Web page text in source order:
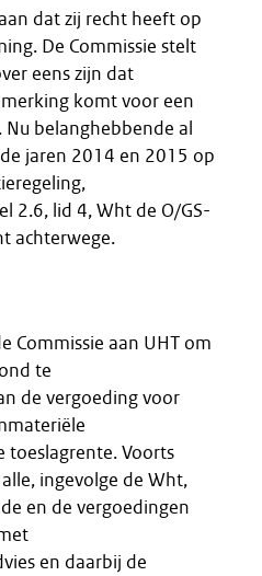
dat zij recht heeft op
De Commissie stelt
eens zijn dat
komt voor een
belanghebbende al
jaren 2014 en 2015 op
2.6, lid 4, Wht de O/GS-
achterwege.
Commissie aan UHT om
te
de vergoeding voor
toeslagrente. Voorts
ingevolge de Wht,
en de vergoedingen
en daarbij de